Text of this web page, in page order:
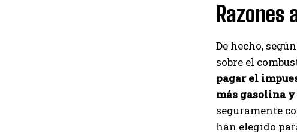
Razones
De hecho,
sobre el
pagar el
más gasolina
seguramente
han elegido